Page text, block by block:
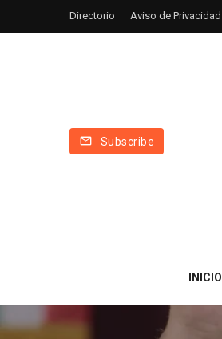
Directorio Aviso de Privacidad
Subscribe
INICIO